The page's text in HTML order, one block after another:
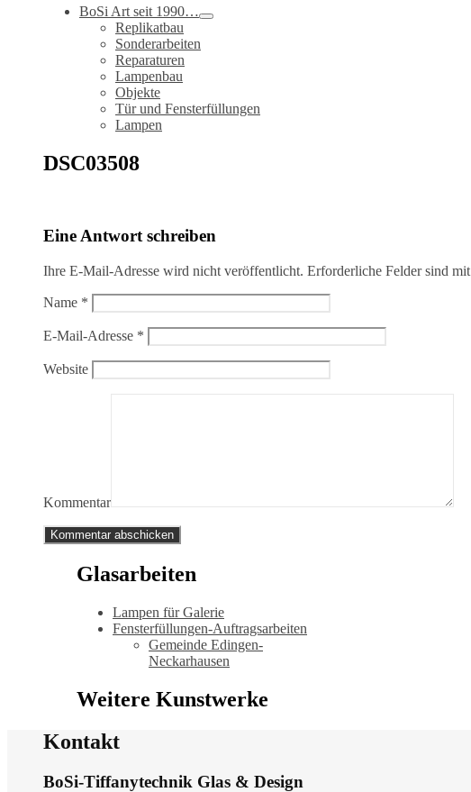
BoSi Art seit 1990…
Replikatbau
Sonderarbeiten
Reparaturen
Lampenbau
Objekte
Tür und Fensterfüllungen
Lampen
DSC03508
Eine Antwort schreiben
Ihre E-Mail-Adresse wird nicht veröffentlicht. Erforderliche Felder sind mit
Name *
E-Mail-Adresse *
Website
Kommentar
Glasarbeiten
Lampen für Galerie
Fensterfüllungen-Auftragsarbeiten
Gemeinde Edingen-
Neckarhausen
Weitere Kunstwerke
Kontakt
BoSi-Tiffanytechnik Glas & Design